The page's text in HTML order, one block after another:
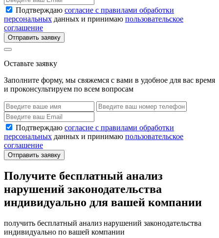
Подтверждаю согласие с правилами обработки
персональных данных и принимаю пользовательское
соглашение
Отправить заявку
Оставьте заявку
Заполните форму, мы свяжемся с вами в удобное для вас время
и проконсультируем по всем вопросам
Подтверждаю согласие с правилами обработки
персональных данных и принимаю пользовательское
соглашение
Отправить заявку
Получите бесплатный анализ
нарушений законодательства
индивидуально для вашей компании
получить бесплатный анализ нарушений законодательства
индивидуально по вашей компании